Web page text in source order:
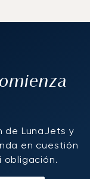
de LunaJets y
en cuestión
obligación.